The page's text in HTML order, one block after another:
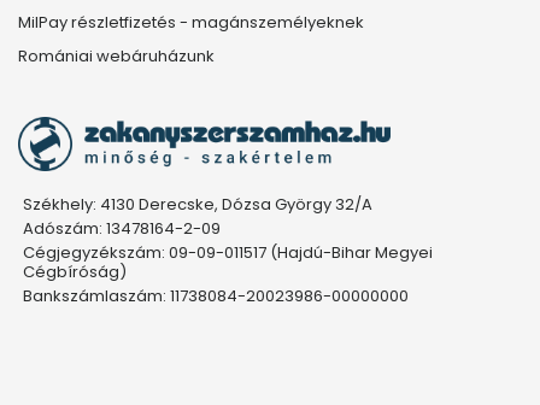
MilPay részletfizetés - magánszemélyeknek
Romániai webáruházunk
Székhely: 4130 Derecske, Dózsa György 32/A
Adószám: 13478164-2-09
Cégjegyzékszám: 09-09-011517 (Hajdú-Bihar Megyei
Cégbíróság)
Bankszámlaszám: 11738084-20023986-00000000